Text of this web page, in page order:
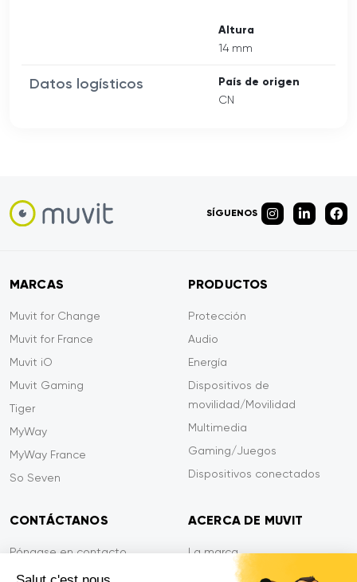
Altura
14 mm
Datos logísticos País de origen
CN
SÍGUENOS
MARCAS
Muvit for Change
Muvit for France
Muvit iO
Muvit Gaming
Tiger
MyWay
MyWay France
So Seven
PRODUCTOS
Protección
Audio
Energía
Dispositivos de
movilidad/Movilidad
Multimedia
Gaming/Juegos
Dispositivos conectados
CONTÁCTANOS
Póngase en contacto
Pago seguro
ACERCA DE MUVIT
La marca
Sala de prensa